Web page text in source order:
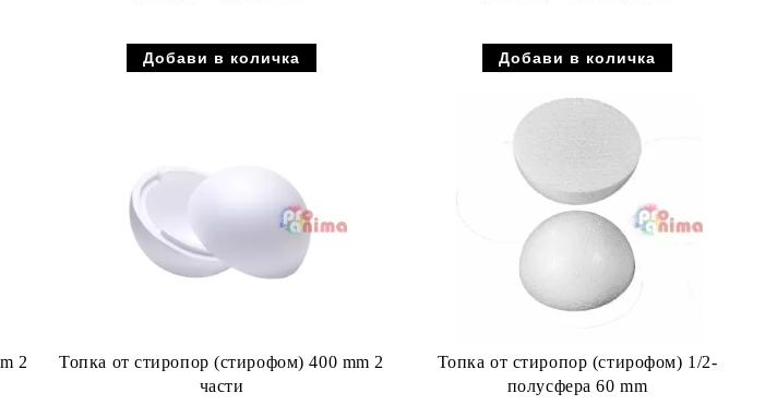
2
Топка от стиропор (стирофом) 400 mm 2
части
Топка от стиропор (стирофом) 1/2-
полусфера 60 mm